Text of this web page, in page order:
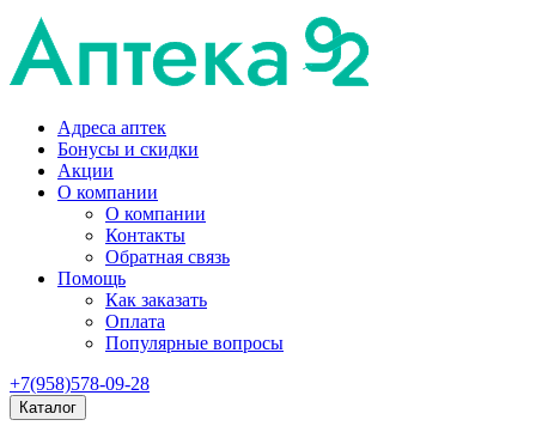
Адреса аптек
Бонусы и скидки
Акции
О компании
О компании
Контакты
Обратная связь
Помощь
Как заказать
Оплата
Популярные вопросы
+7(958)578-09-28
Каталог